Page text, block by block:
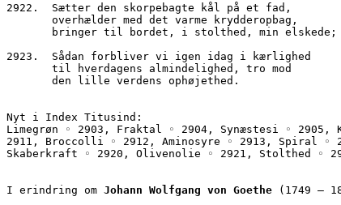
2922.  Sætter den skorpebagte kål på et fad,
       overhælder med det varme krydderopbag,
       bringer til bordet, i stolthed, min elskede;
2923.  Sådan forbliver vi igen idag i kærlighed
       til hverdagens almindelighed, tro mod
       den lille verdens ophøjethed.
Nyt i Index Titusind:
Limegrøn ◦ 2903, Fraktal ◦ 2904, Synæstesi ◦ 2905,
2911, Broccolli ◦ 2912, Aminosyre ◦ 2913, Spiral ◦
Skaberkraft ◦ 2920, Olivenolie ◦ 2921, Stolthed ◦
I erindring om Johann Wolfgang von Goethe (1749 –